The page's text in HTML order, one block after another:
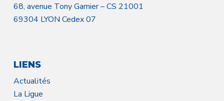
68, avenue Tony Garnier – CS 21001
69304 LYON Cedex 07
LIENS
Actualités
La Ligue